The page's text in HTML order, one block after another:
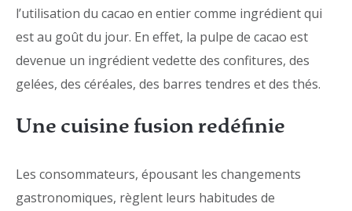
l’utilisation du cacao en entier comme ingrédient qui
est au goût du jour. En effet, la pulpe de cacao est
devenue un ingrédient vedette des confitures, des
gelées, des céréales, des barres tendres et des thés.
Une cuisine fusion redéfinie
Les consommateurs, épousant les changements
gastronomiques, règlent leurs habitudes de